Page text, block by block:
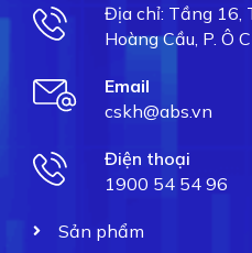
Địa chỉ: Tầng 16,
Hoàng Cầu, P. Ô
Email
cskh@abs.vn
Điện thoại
1900 54 54 96
Sản phẩm